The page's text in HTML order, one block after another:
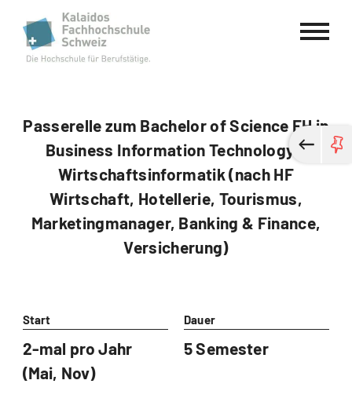
Kalaidos Fachhochschule Schweiz
Passerelle zum Bachelor of Science FH in
Business Information Technology /
Wirtschaftsinformatik (nach HF
Wirtschaft, Hotellerie, Tourismus,
Marketingmanager, Banking & Finance,
Versicherung)
Start
2-mal pro Jahr
(Mai, Nov)
Dauer
5 Semester